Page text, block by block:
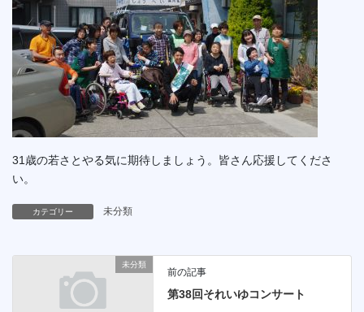
31歳の若さとやる気に期待しましょう。皆さん応援してくださ
い。
カテゴリー 未分類
未分類
前の記事
第38回それいゆコンサート